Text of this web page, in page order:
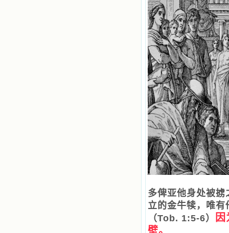
多俾亚他身处被
立的金牛犊，唯
（Tob. 1:5-6）
壁。